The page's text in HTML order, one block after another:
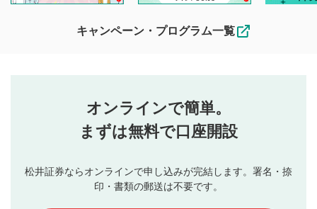
投稿するボタン
星で評価をすると投稿できます。（お名前とコメント
3
動画の評価
待ちしております。
なお、投稿をもって、本注意事項に同意されたものとみなし
行ってください。
当社は、利用者同士、もしくは利用者と第三者間のトラ
ブルによって生じた損害に対して一切の責任を負いませ
評価およびコメントは当社にて審査のうえ、掲載となり
ます。掲載されるまでに日数がかかる場合や掲載されない
キャンペーン・プログラム一覧
オンラインで簡単。
まずは無料で口座開設
松井証券ならオンラインで申し込みが完結します。署名・捺
印・書類の郵送は不要です。